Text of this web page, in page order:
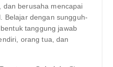
dan berusaha mencapai
Belajar dengan sungguh-
tanggung jawab
orang tua, dan